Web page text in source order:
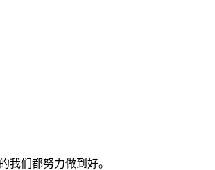
我们都努力做到好。